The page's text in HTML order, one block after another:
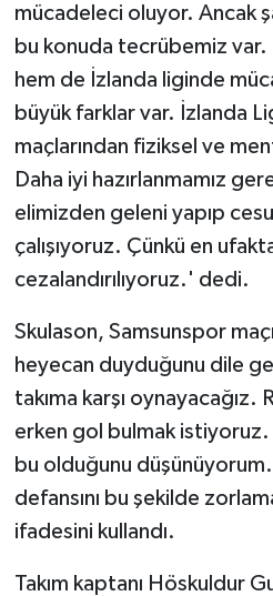
mücadeleci oluyor. Ancak
bu konuda tecrübemiz
hem de İzlanda liginde
büyük farklar var. İzlanda
maçlarından fiziksel ve
Daha iyi hazırlanmamız
elimizden geleni yapıp
çalışıyoruz. Çünkü en
cezalandırılıyoruz.' dedi.
Skulason, Samsunspor
heyecan duyduğunu dile
takıma karşı oynayacağız.
erken gol bulmak istiyoruz.
bu olduğunu
defansını bu şekilde
ifadesini kullandı.
Takım kaptanı Höskuldur